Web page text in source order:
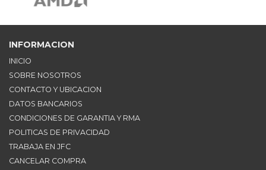
INFORMACION
INICIO
SOBRE NOSOTROS
CONTACTO Y UBICACION
DATOS BANCARIOS
CONDICIONES DE GARANTIA Y RMA
POLITICAS DE PRIVACIDAD
TRABAJA EN JFC
CANCELAR COMPRA